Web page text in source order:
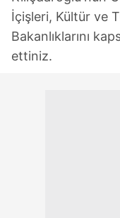
İçişleri, Kültür ve
Bakanlıklarını
ettiniz.